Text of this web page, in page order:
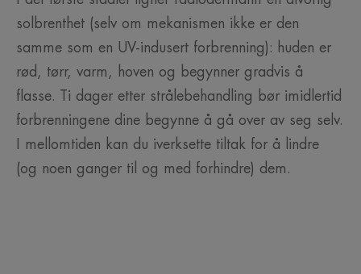
solbrenthet (selv om mekanismen ikke er den
samme som en UV-indusert forbrenning): huden er
rød, tørr, varm, hoven og begynner gradvis å
flasse. Ti dager etter strålebehandling bør imidlertid
forbrenningene dine begynne å gå over av seg selv.
I mellomtiden kan du iverksette tiltak for å lindre
(og noen ganger til og med forhindre) dem.